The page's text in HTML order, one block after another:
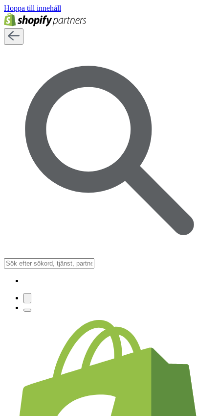
Hoppa till innehåll